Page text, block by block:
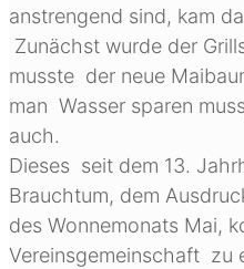
anstrengend sind, kam
Zunächst wurde der
musste der neue
man Wasser sparen
auch.
Dieses seit dem 13.
Brauchtum, dem
des Wonnemonats Mai,
Vereinsgemeinschaft zu